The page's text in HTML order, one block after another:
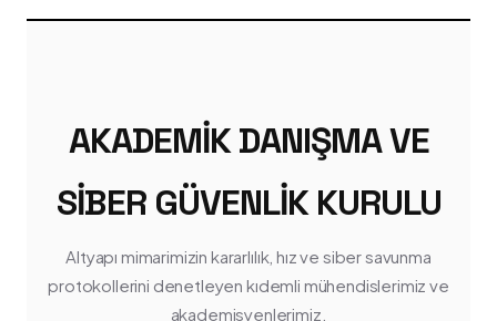
AKADEMIK DANIŞMA VE
SIBER GÜVENLIK KURULU
Altyapı mimarimizin kararlılık, hız ve siber savunma
protokollerini denetleyen kıdemli mühendislerimiz ve
akademisyenlerimiz.